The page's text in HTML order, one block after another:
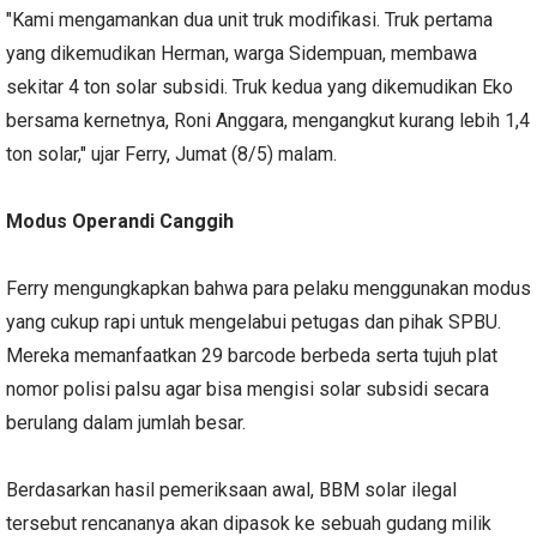
"Kami mengamankan dua unit truk modifikasi. Truk pertama
yang dikemudikan Herman, warga Sidempuan, membawa
sekitar 4 ton solar subsidi. Truk kedua yang dikemudikan Eko
bersama kernetnya, Roni Anggara, mengangkut kurang lebih 1,4
ton solar," ujar Ferry, Jumat (8/5) malam.
Modus Operandi Canggih
Ferry mengungkapkan bahwa para pelaku menggunakan modus
yang cukup rapi untuk mengelabui petugas dan pihak SPBU.
Mereka memanfaatkan 29 barcode berbeda serta tujuh plat
nomor polisi palsu agar bisa mengisi solar subsidi secara
berulang dalam jumlah besar.
Berdasarkan hasil pemeriksaan awal, BBM solar ilegal
tersebut rencananya akan dipasok ke sebuah gudang milik